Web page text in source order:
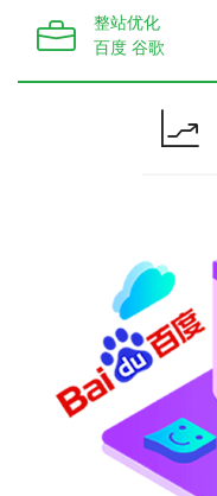
整站优化
百度 谷歌